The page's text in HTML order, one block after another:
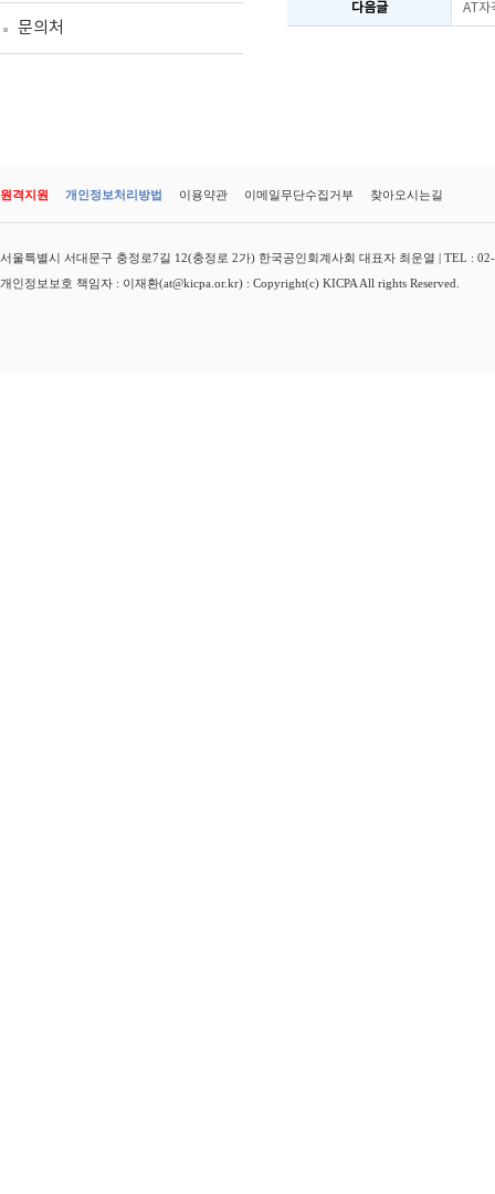
문의처
다음글 AT자
원격지원 개인정보처리방법 이용약관 이메일무단수집거부 찾아오시는길
서울특별시 서대문구 충정로7길 12(충정로 2가) 한국공인회계사회 대표자 최운열 | TEL :
개인정보보호 책임자 : 이재환(at@kicpa.or.kr) : Copyright(c) KICPA All rights Reserved.